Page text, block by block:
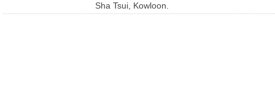
Sha Tsui, Kowloon.